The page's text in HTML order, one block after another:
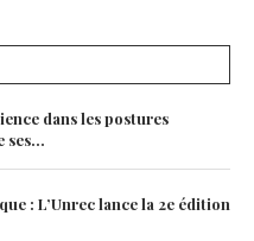
dans les postures
ses...
: L’Unrec lance la 2e édition